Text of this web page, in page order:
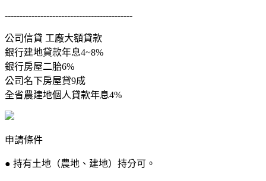
-------------------------------------------
公司信貸 工廠大額貸款
銀行建地貸款年息4~8%
銀行房屋二胎6%
公司名下房屋貸9成
全省農建地個人貸款年息4%
申請條件
● 持有土地（農地、建地）持分可。